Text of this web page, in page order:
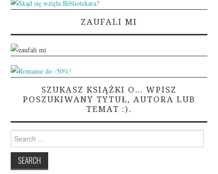
ZAUFALI MI
SZUKASZ KSIĄŻKI O… WPISZ
POSZUKIWANY TYTUŁ, AUTORA LUB
TEMAT :).
for: